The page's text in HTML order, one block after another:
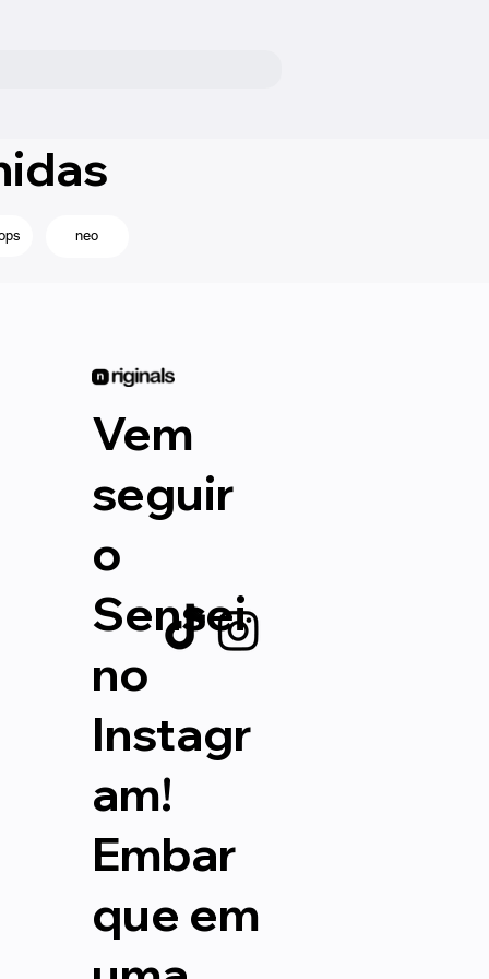
Vem
seguir
o
Sensei
no
Instagr
am!
Embar
que em
neo